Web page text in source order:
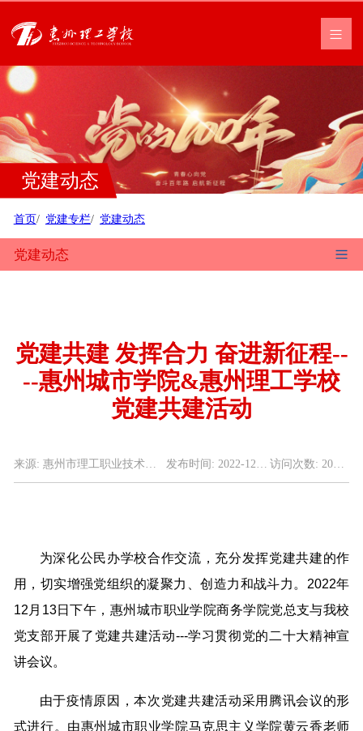
党建动态
首页 党建专栏 党建动态
党建动态
党建共建 发挥合力 奋进新征程--
--惠州城市学院&惠州理工学校
党建共建活动
来源: 惠州市理工职业技术学校 发布时间: 2022-12-13 访问次数: 20731
为深化公民办学校合作交流，充分发挥党建共建的作
用，切实增强党组织的凝聚力、创造力和战斗力。2022年
12月13日下午，惠州城市职业学院商务学院党总支与我校
党支部开展了党建共建活动---学习贯彻党的二十大精神宣
讲会议。
由于疫情原因，本次党建共建活动采用腾讯会议的形
式进行。由惠州城市职业学院马克思主义学院黄云香老师